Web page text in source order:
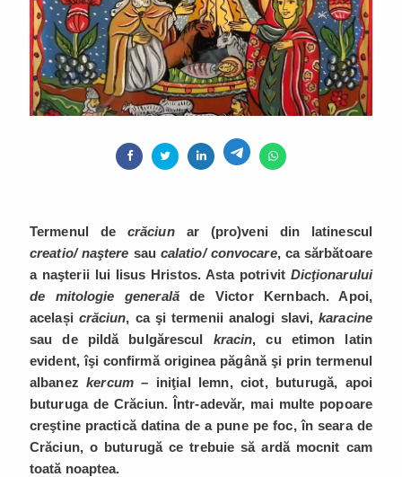
Termenul de crăciunar (pro)veni din latinescul
creatio/ naştere sau calatio/ convocare, ca sărbătoare
a naşterii lui Iisus Hristos. Asta potrivit Dicţionarului
de mitologie generalăde Victor Kernbach. Apoi,
același crăciun, ca şi termenii analogi slavi,karacine
sau de pildă bulgărescul kracin, cu etimon latin
evident, îşi confirmă originea păgână şi prin termenul
albanezkercum– iniţial lemn, ciot, buturugă, apoi
buturuga de Crăciun. Într-adevăr, mai multe popoare
creştine practică datina de a pune pe foc, în seara de
Crăciun, o buturugă ce trebuie să ardă mocnit cam
toată noaptea.